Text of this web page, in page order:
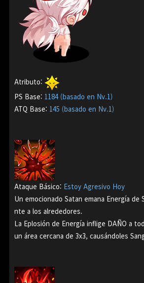
Atributo:
PS Base: 1184 (basado en Nv.1)
ATQ Base: 145 (basado en Nv.1)
Ataque Básico: Estoy Agresivo Hoy
Un emocionado Satan emana Energía de
nte a los alrededores.
La Eplosión de Energía inflige DAÑO a
un área cercana de 3x3, causándoles